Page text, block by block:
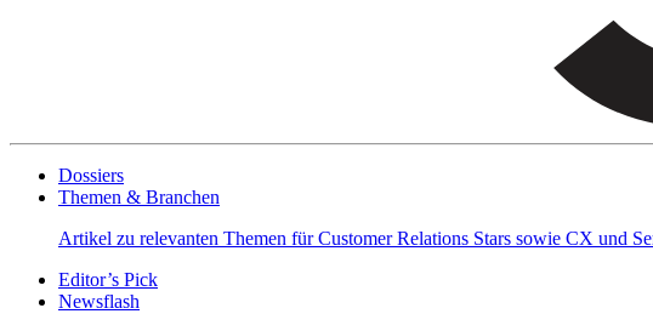
Dossiers
Themen & Branchen
Artikel zu relevanten Themen für Customer Relations Stars sowie CX und
Editor’s Pick
Newsflash